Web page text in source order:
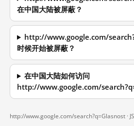
在中国大陆被屏蔽？
http://www.google.com/
时候开始被屏蔽？
在中国大陆如何访问
http://www.google.com/
http://www.google.com/search?q=Glasnost ·